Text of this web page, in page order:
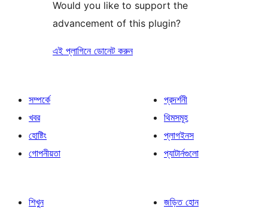
Would you like to support the
advancement of this plugin?
এই প্লাগিনে ডোনেট করুন
সম্পর্কে
খবর
হোষ্টিং
গোপনীয়তা
প্রদর্শনী
থিমসমূহ
প্লাগইনস
প্যাটার্নগুলো
শিখুন
জড়িত হোন